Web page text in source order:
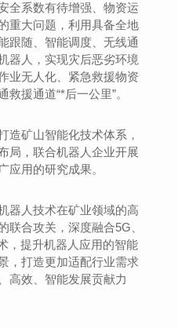
全系数有待增强、物资运
重大问题，利用具备全地
跟随、智能调度、无线通
器人，实现灾后恶劣环境
业无人化、紧急救援物资
援通道“*后一公里”。
造矿山智能化技术体系，
局，联合机器人企业开展
应用的研究成果。
器人技术在矿业领域的高
联合攻关，深度融合5G、
，提升机器人应用的智能
，打造更加适配行业需求
高效、智能发展贡献力